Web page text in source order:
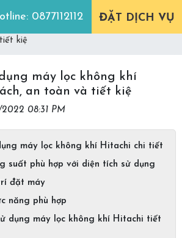
0877112112 ĐẶT DỊCH VỤ
vấn
kiệ
máy lọc không khí
an toàn và tiết kiệ
08:31 PM
máy lọc không khí Hitachi chi tiết
suất phù hợp với diện tích sử dụng
đặt máy
năng phù hợp
dụng máy lọc không khí Hitachi tiết